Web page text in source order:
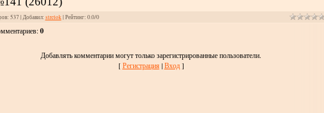
: 537 |Добавил: strelok|Рейтинг: 0.0/0
:0
Добавлять комментарии могут только зарегистрированные пользователи.
[Регистрация |Вход]